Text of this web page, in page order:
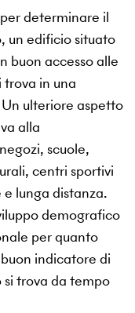
determinare il
un edificio situato
buon accesso alle
trova in una
ulteriore aspetto
alla
scuole,
centri sportivi
lunga distanza.
demografico
per quanto
indicatore di
si trova da tempo